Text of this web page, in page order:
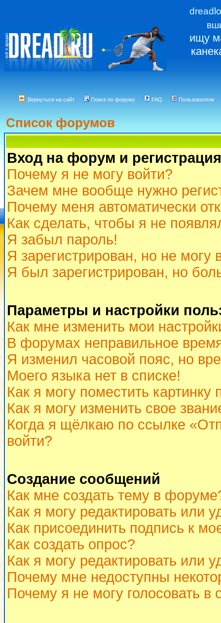
ищу
Вернуться на сайт Поиск по форуму FAQ Пользователи
Список форумов
Вход на форум и регистрация
Почему я не могу войти?
Зачем мне вообще нужно
Почему меня автоматически
Как сделать, чтобы я не
Я забыл пароль!
Я зарегистрирован, но не могу
Я был зарегистрирован, но
Параметры и настройки
Как мне изменить мои
В форумах неправильное
Я изменил часовой пояс, но
Моего языка нет в списке!
Как я могу поместить
Как я могу изменить свое
Когда я щёлкаю по ссылке
войти?
Создание сообщений
Как мне создать тему в
Как я могу редактировать или
Как присоединить подпись к
Как создать опрос?
Как я могу редактировать или
Почему мне недоступны
Почему я не могу голосовать в